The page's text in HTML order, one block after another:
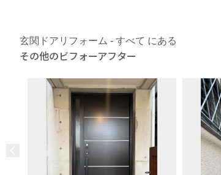
玄関ドアリフォーム - すべて にある
その他のビフォーアフター